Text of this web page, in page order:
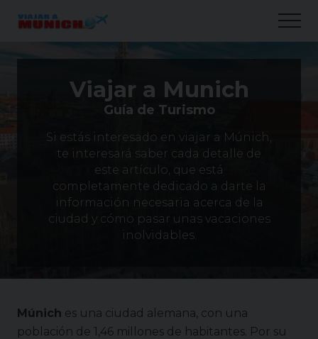
secondary
Viajar a Munich
Guía de Turismo
Si estás interesado en viajar a Múnich,
te interesará saber cada detalle de
este artículo, que está
completamente dedicado a darte la
información necesaria acerca de la
ciudad y cómo pasar unas vacaciones
inolvidables.
Múnich es una ciudad alemana, con una
población de 1,46 millones de habitantes. Por su